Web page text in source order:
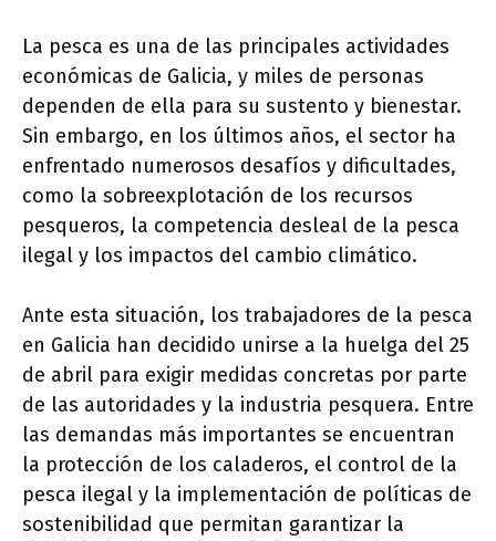
La pesca es una de las principales actividades
económicas de Galicia, y miles de personas
dependen de ella para su sustento y bienestar.
Sin embargo, en los últimos años, el sector ha
enfrentado numerosos desafíos y dificultades,
como la sobreexplotación de los recursos
pesqueros, la competencia desleal de la pesca
ilegal y los impactos del cambio climático.
Ante esta situación, los trabajadores de la pesca
en Galicia han decidido unirse a la huelga del 25
de abril para exigir medidas concretas por parte
de las autoridades y la industria pesquera. Entre
las demandas más importantes se encuentran
la protección de los caladeros, el control de la
pesca ilegal y la implementación de políticas de
sostenibilidad que permitan garantizar la